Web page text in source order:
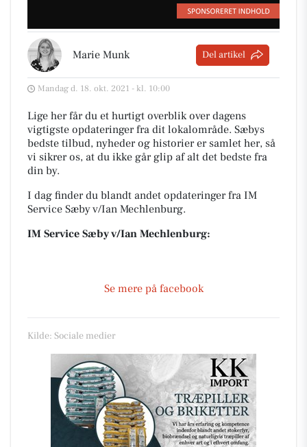
Marie Munk Del artikel
Mandag d. 18. okt. 2021 - kl. 10:00
Lige her får du et hurtigt overblik over dagens
vigtigste opdateringer fra dit lokalområde. Sæbys
bedste tilbud, nyheder og historier er samlet her, så
vi sikrer os, at du ikke går glip af alt det bedste fra
din by.
I dag finder du blandt andet opdateringer fra IM
Service Sæby v/Ian Mechlenburg.
IM Service Sæby v/Ian Mechlenburg:
Se mere på facebook
Kilde: Sociale medier